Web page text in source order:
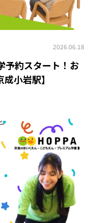
2026.06.18
予約スタート！お
小岩駅】